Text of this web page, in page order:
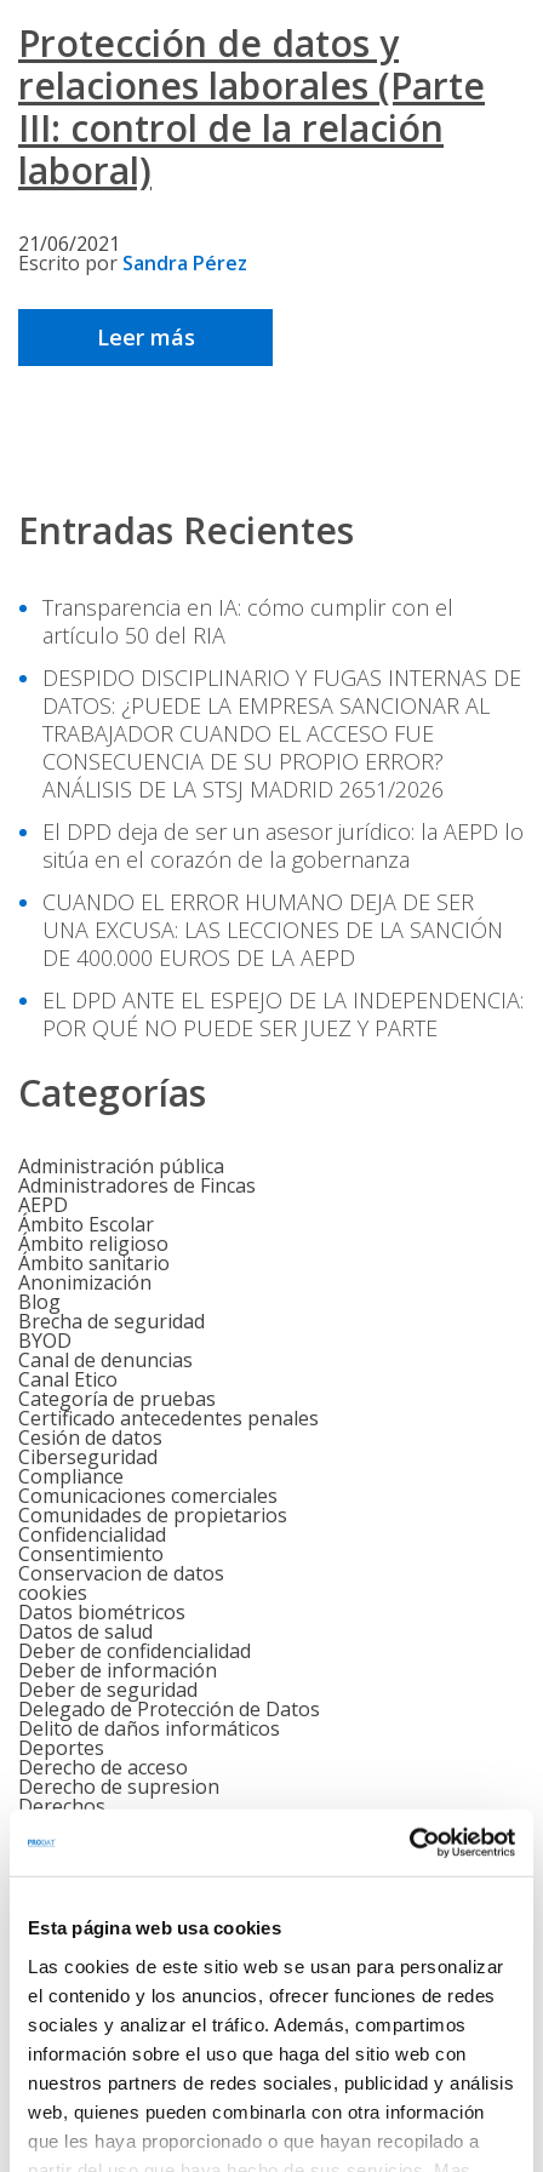
Esta página web usa cookies
Las cookies de este sitio web se usan para personalizar
el contenido y los anuncios, ofrecer funciones de redes
sociales y analizar el tráfico. Además, compartimos
información sobre el uso que haga del sitio web con
nuestros partners de redes sociales, publicidad y análisis
web, quienes pueden combinarla con otra información
que les haya proporcionado o que hayan recopilado a
Protección de datos y
relaciones laborales (Parte
III: control de la relación
laboral)
21/06/2021
Escrito por Sandra Pérez
Leer más
Entradas Recientes
Transparencia en IA: cómo cumplir con el
artículo 50 del RIA
DESPIDO DISCIPLINARIO Y FUGAS INTERNAS DE
DATOS: ¿PUEDE LA EMPRESA SANCIONAR AL
TRABAJADOR CUANDO EL ACCESO FUE
CONSECUENCIA DE SU PROPIO ERROR?
ANÁLISIS DE LA STSJ MADRID 2651/2026
El DPD deja de ser un asesor jurídico: la AEPD lo
sitúa en el corazón de la gobernanza
CUANDO EL ERROR HUMANO DEJA DE SER
UNA EXCUSA: LAS LECCIONES DE LA SANCIÓN
DE 400.000 EUROS DE LA AEPD
EL DPD ANTE EL ESPEJO DE LA INDEPENDENCIA:
POR QUÉ NO PUEDE SER JUEZ Y PARTE
Categorías
Administración pública
Administradores de Fincas
AEPD
Ámbito Escolar
Ámbito religioso
Ámbito sanitario
Anonimización
Blog
Brecha de seguridad
BYOD
Canal de denuncias
Canal Etico
Categoría de pruebas
Certificado antecedentes penales
Cesión de datos
Ciberseguridad
Compliance
Comunicaciones comerciales
Comunidades de propietarios
Confidencialidad
Consentimiento
Conservacion de datos
cookies
Datos biométricos
Datos de salud
Deber de confidencialidad
Deber de información
Deber de seguridad
Delegado de Protección de Datos
Delito de daños informáticos
Deportes
Derecho de acceso
Derecho de supresion
Derechos
Detectives Privados
eIDAS
Ejercicio de derecho de acceso
Encargado del tratamiento
ENISA
Envío nóminas vía email
Esquema Nacional de Seguridad
Estafas y suplantación de identidad
Evaluación de Impacto
Farmacias
Fuerzas y Cuerpos de Seguridad del Estado
Geolocalización
Guía APDCAT Colegios Profesionales
Guías
HIstoria clinica